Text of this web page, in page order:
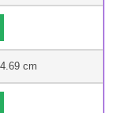
cm